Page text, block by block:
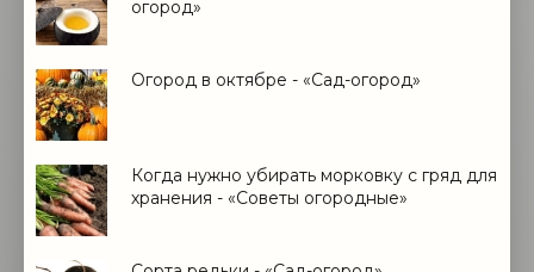
огород»
Огород в октябре - «Сад-огород»
Когда нужно убирать морковку с гряд для
хранения - «Советы огородные»